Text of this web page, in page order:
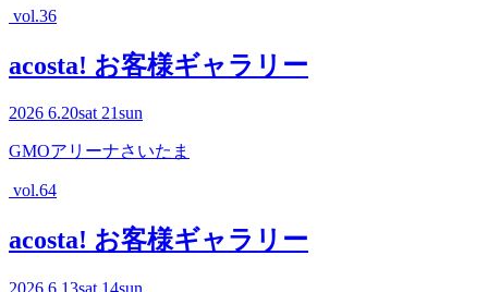
vol.36
acosta! お客様ギャラリー
2026 6.20sat21sun
GMOアリーナさいたま
vol.64
acosta! お客様ギャラリー